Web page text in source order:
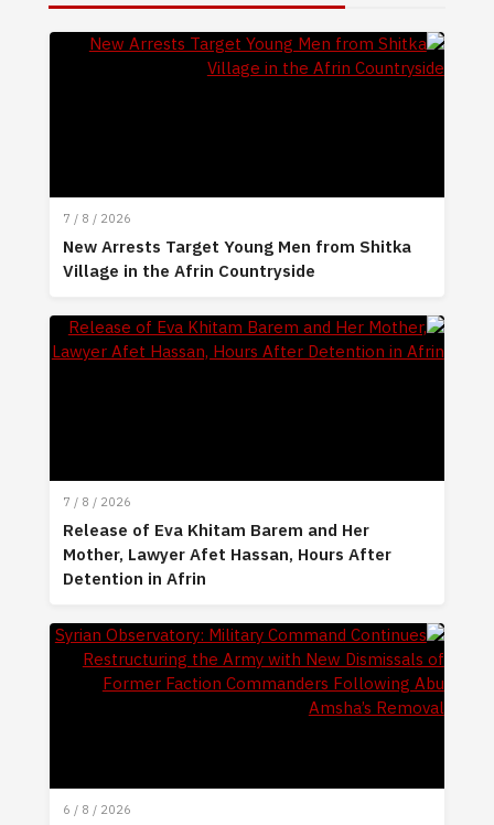
7 / 8 / 2026
New Arrests Target Young Men from Shitka
Village in the Afrin Countryside
7 / 8 / 2026
Release of Eva Khitam Barem and Her
Mother, Lawyer Afet Hassan, Hours After
Detention in Afrin
6 / 8 / 2026